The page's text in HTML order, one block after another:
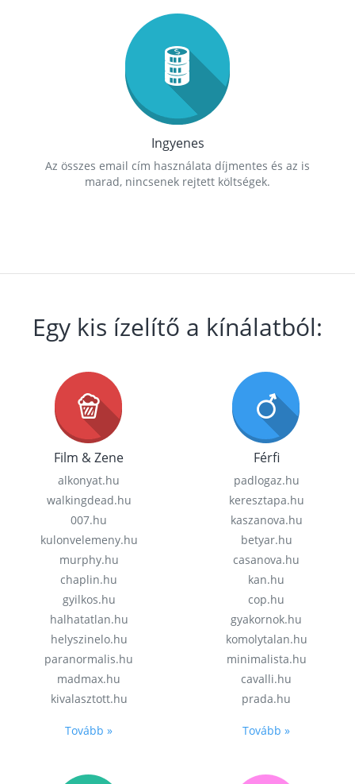
Ingyenes
Az összes email cím használata díjmentes és az is
marad, nincsenek rejtett költségek.
Egy kis ízelítő a kínálatból:
Film & Zene
alkonyat.hu
walkingdead.hu
007.hu
kulonvelemeny.hu
murphy.hu
chaplin.hu
gyilkos.hu
halhatatlan.hu
helyszinelo.hu
paranormalis.hu
madmax.hu
kivalasztott.hu
Tovább »
Férfi
padlogaz.hu
keresztapa.hu
kaszanova.hu
betyar.hu
casanova.hu
kan.hu
cop.hu
gyakornok.hu
komolytalan.hu
minimalista.hu
cavalli.hu
prada.hu
Tovább »